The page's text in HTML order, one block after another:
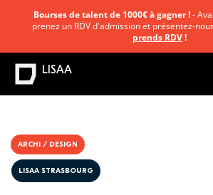
ARCHI / DESIGN
LISAA STRASBOURG
Bourses de talent de 1000€ à gagner !-
prenez un RDV d'admission et présentez-
prends RDV!
LISAA